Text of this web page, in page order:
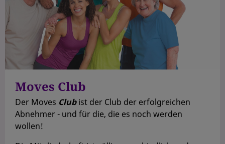
Moves Club
Der Moves Clubist der Club der erfolgreichen
Abnehmer - und für die, die es noch werden
wollen!